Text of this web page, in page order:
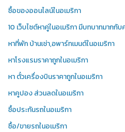
ซื้อของออนไลน์ในอเมริกา
10 เว็บไซต์หาคู่ในอเมริกา มีบทบาทมากกั
หาที่พัก บ้านเช่า,อพาร์ทเมนต์ในอเมริกา
หาโรงแรมราคาถูกในอเมริกา
หา ตั๋วเครื่องบินราคาถูกในอเมริกา
หาคูปอง ส่วนลดในอเมริกา
ซื้อประกันรถในอเมริกา
ซื้อ/ขายรถในอเมริกา